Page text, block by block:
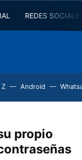
REDES
Z Android
propio